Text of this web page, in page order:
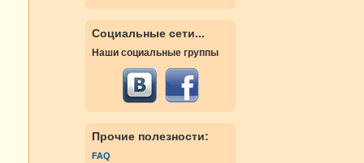
Социальные сети...
Наши социальные группы
Прочие полезности:
FAQ